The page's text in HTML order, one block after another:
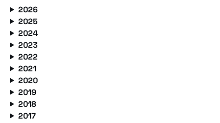
2026
2025
2024
2023
2022
2021
2020
2019
2018
2017